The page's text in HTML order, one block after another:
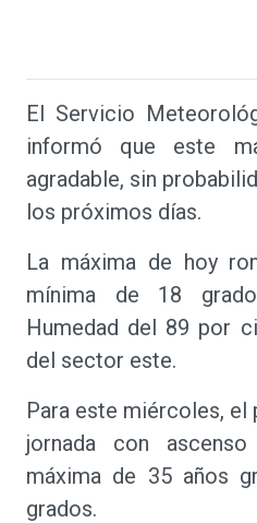
El Servicio
informó que este
agradable, sin
los próximos días.
La máxima de hoy
mínima de 18
Humedad del 89 por
del sector este.
Para este miércoles,
jornada con
máxima de 35 años
grados.